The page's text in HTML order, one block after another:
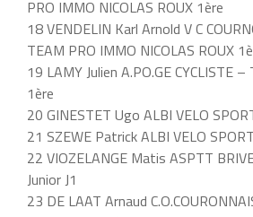
PRO IMMO NICOLAS ROUX 1ère
18 VENDELIN Karl Arnold V C
TEAM PRO IMMO NICOLAS ROUX
19 LAMY Julien A.PO.GE CYCLISTE
1ère
20 GINESTET Ugo ALBI VELO
21 SZEWE Patrick ALBI VELO
22 VIOZELANGE Matis ASPTT
Junior J1
23 DE LAAT Arnaud